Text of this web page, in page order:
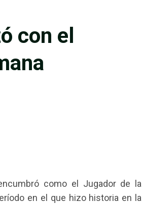
con el
como el Jugador de la
en el que hizo historia en la